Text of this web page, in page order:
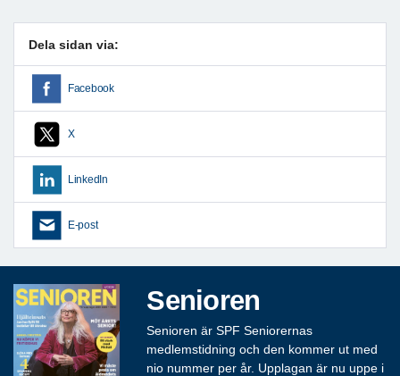
Dela sidan via:
Facebook
X
LinkedIn
E-post
Senioren
Senioren är SPF Seniorernas
medlemstidning och den kommer ut med
nio nummer per år. Upplagan är nu uppe i